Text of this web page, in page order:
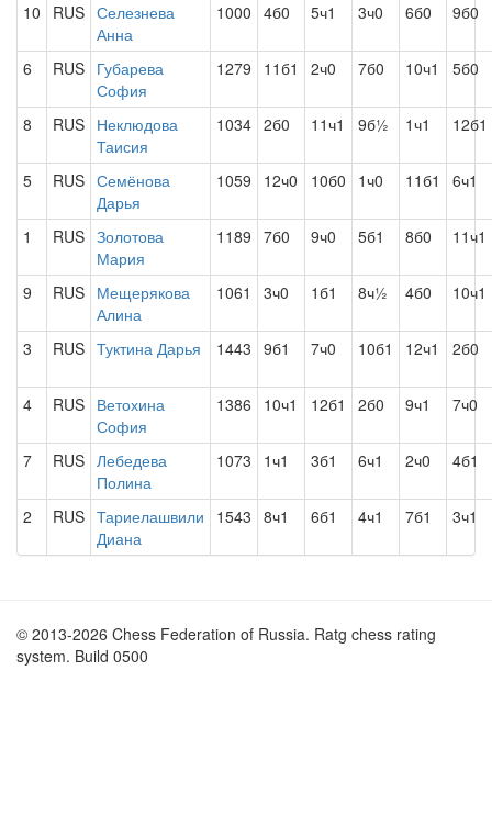
10 RUS Селезнева
Анна
1000 4б0 5ч1 3ч0 6б0 9б0
6 RUS Губарева
София
1279 11б1 2ч0 7б0 10ч1 5б0
8 RUS Неклюдова
Таисия
1034 2б0 11ч1 9б½ 1ч1 12б1
5 RUS Семёнова
Дарья
1059 12ч0 10б0 1ч0 11б1 6ч1
1 RUS Золотова
Мария
1189 7б0 9ч0 5б1 8б0 11ч1
9 RUS Мещерякова
Алина
1061 3ч0 1б1 8ч½ 4б0 10ч1
3 RUS Туктина Дарья 1443 9б1 7ч0 10б1 12ч1 2б0
4 RUS Ветохина
София
1386 10ч1 12б1 2б0 9ч1 7ч0
7 RUS Лебедева
Полина
1073 1ч1 3б1 6ч1 2ч0 4б1
2 RUS Тариелашвили
Диана
1543 8ч1 6б1 4ч1 7б1 3ч1
© 2013-2026 Chess Federation of Russia. Ratg chess rating
system. Build 0500